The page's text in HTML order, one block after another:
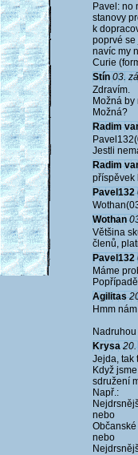
Pavel: no
stanovy
k
poprvé se
navíc my
Curie
Stín 03.
Zdravím.
Možná
Možná?
Radim
Jestli
Radim
příspěvek
Pavel132
Wothan
Většina
členů,
Pavel132
Máme
Agilitas
Hmm
Krysa
Jejda, tak
Když
sdružení
Např.:
nebo
nebo